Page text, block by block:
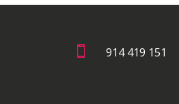
 914 419 151